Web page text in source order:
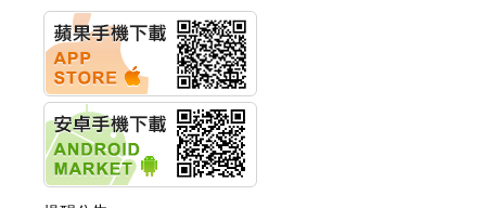
華旭先進:代重要子公司
碩通散熱股份有限公司
公告董事會通過發言人
及代理發
華旭先進:代重要子公司
碩通散熱股份有限公司
公告董事會決議發行員
工認股權
華旭先進:代重要子公司
碩通散熱股份有限公司